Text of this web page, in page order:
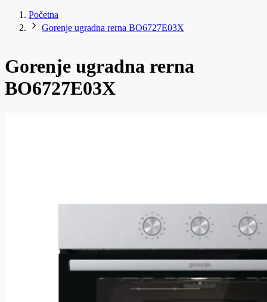
Početna
Gorenje ugradna rerna BO6727E03X
Gorenje ugradna rerna
BO6727E03X